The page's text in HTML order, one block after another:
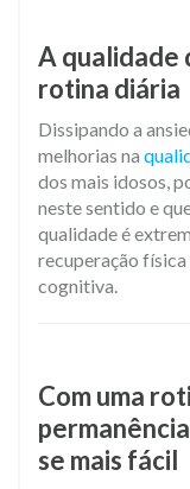
​A qualidade
rotina diária
Dissipando a
melhorias na
dos mais idosos,
neste sentido e
qualidade é
recuperação
cognitiva.
Com uma
se mais fácil